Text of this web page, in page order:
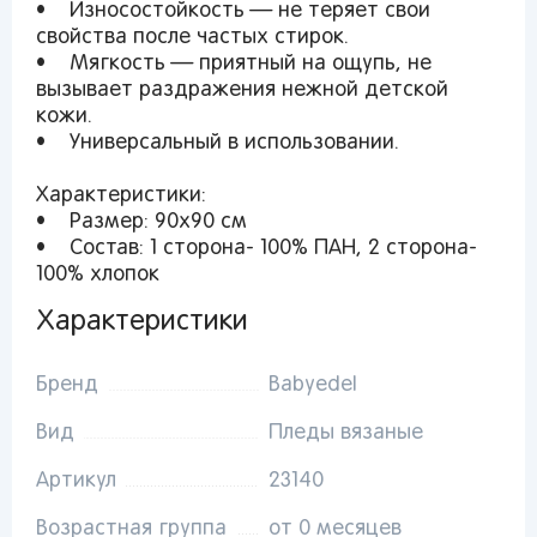
• Износостойкость — не теряет свои
свойства после частых стирок.
• Мягкость — приятный на ощупь, не
вызывает раздражения нежной детской
кожи.
• Универсальный в использовании.
Характеристики:
• Размер: 90х90 см
• Состав: 1 сторона- 100% ПАН, 2 сторона-
100% хлопок
Характеристики
Бренд Babyedel
Вид Пледы вязаные
Артикул 23140
Возрастная группа от 0 месяцев
Вы сможете отслеживать статус своих
рекомендации
От выбранного региона зависят доступные
способы доставки, их стоимость и наличие